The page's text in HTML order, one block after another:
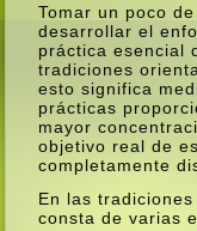
Tomar un poco
desarrollar el
práctica esencial
tradiciones
esto significa
prácticas
mayor
objetivo real de
completamente
En las
consta de varias